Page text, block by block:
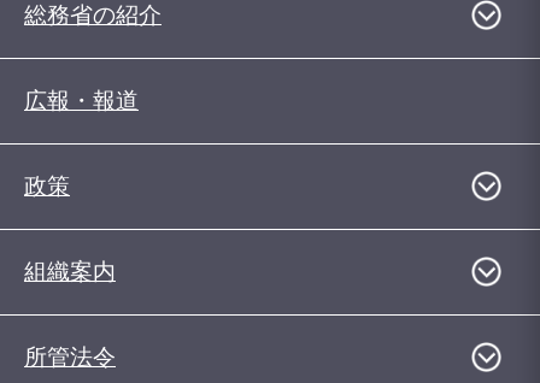
総務省の紹介
広報・報道
政策
組織案内
所管法令